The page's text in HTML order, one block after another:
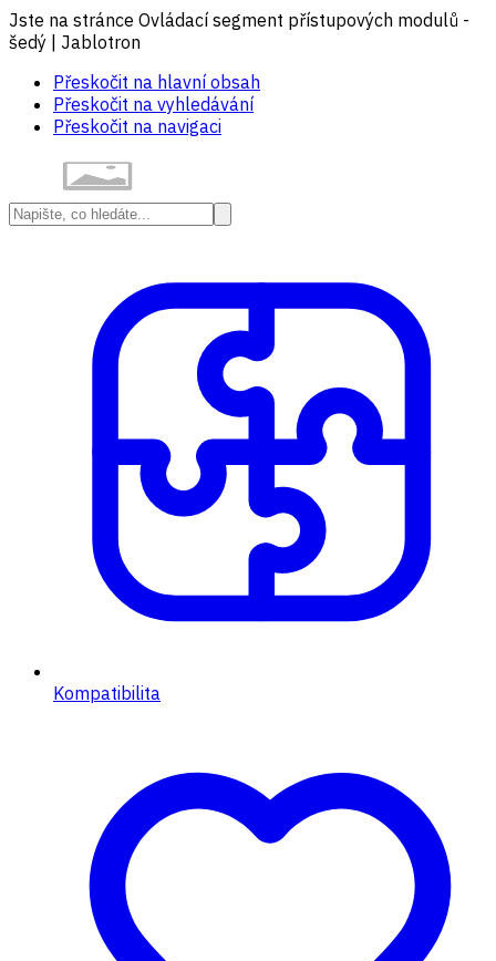
Jste na stránce Ovládací segment přístupových modulů -
šedý | Jablotron
Přeskočit na hlavní obsah
Přeskočit na vyhledávání
Přeskočit na navigaci
Kompatibilita